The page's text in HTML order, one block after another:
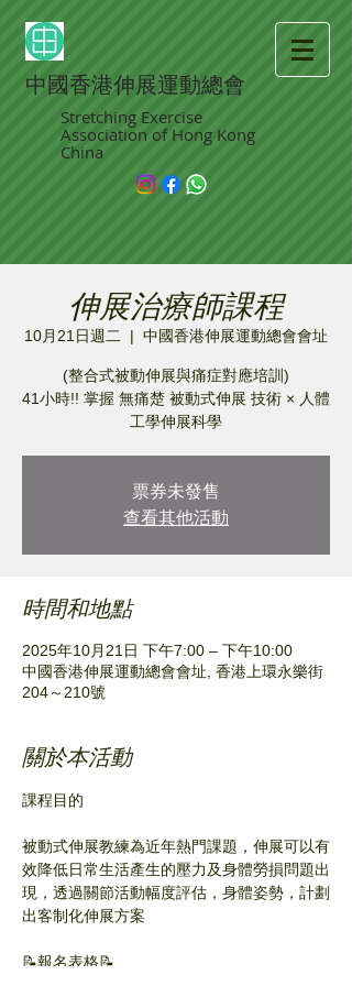
中國香港伸展運動總會
Stretching Exercise
Association of Hong Kong
China
伸展治療師課程
10月21日週二
  |
中國香港伸展運動總會會址
(整合式被動伸展與痛症對應培訓)
41小時!! 掌握 無痛楚 被動式伸展 技術 × 人體
工學伸展科學
票券未發售
查看其他活動
時間和地點
2025年10月21日 下午7:00 – 下午10:00
中國香港伸展運動總會會址, 香港上環永樂街
204～210號
關於本活動
課程目的
被動式伸展教練為近年熱門課題​，伸展可以有
效降低日常生活產生的壓力及身體勞損問題出
現，透過關節活動幅度評估，身體姿勢，計劃
出客制化伸展方案
📝報名表格📝